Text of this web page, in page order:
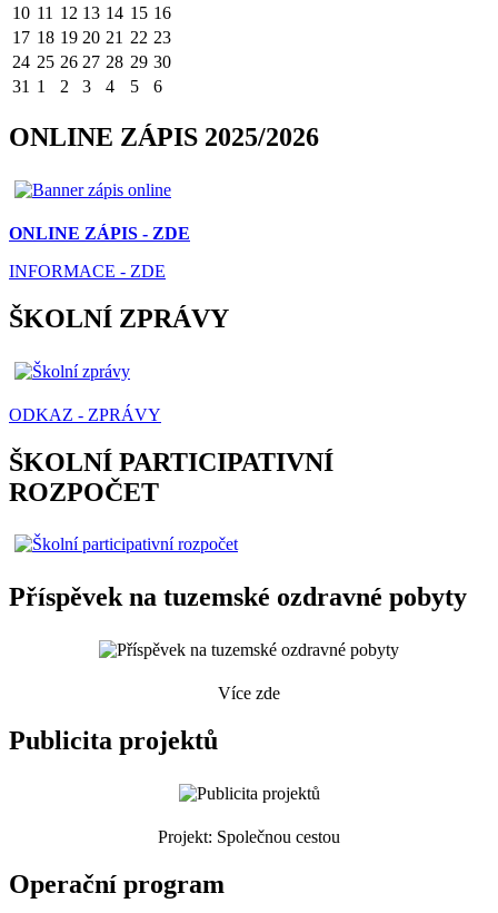
10 11 12 13 14 15 16
17 18 19 20 21 22 23
24 25 26 27 28 29 30
31 1 2 3 4 5 6
ONLINE ZÁPIS 2025/2026
ONLINE ZÁPIS - ZDE
INFORMACE - ZDE
ŠKOLNÍ ZPRÁVY
ODKAZ - ZPRÁVY
ŠKOLNÍ PARTICIPATIVNÍ
ROZPOČET
Příspěvek na tuzemské ozdravné pobyty
Více zde
Publicita projektů
Projekt: Společnou cestou
Operační program